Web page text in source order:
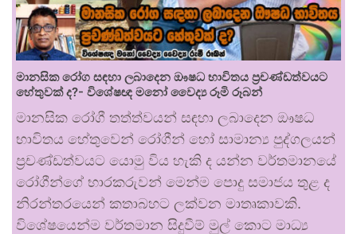
මානසික රෝග සඳහා ලබාදෙන ඖෂධ භාවිතය ප්‍රචණ්ඩත්වයට
හේතුවක් ද?- විශේෂඥ මනෝ වෛද්‍ය රූමි රූබන්
මානසික රෝගී තත්ත්වයන් සඳහා ලබාදෙන ඖෂධ
භාවිතය හේතුවෙන් රෝගීන් හෝ සාමාන්‍ය පුද්ගලයන්
ප්‍රචණ්ඩත්වයට යොමු විය හැකි ද යන්න වර්තමානයේ
රෝගීන්ගේ භාරකරුවන් මෙන්ම පොදු සමාජය තුළ ද
නිරන්තරයෙන් කතාබහට ලක්වන මාතෘකාවකි.
විශේෂයෙන්ම වර්තමාන සිදුවීම් මුල් කොට මාධ්‍ය